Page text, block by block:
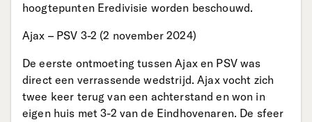
hoogtepunten Eredivisie worden beschouwd.
Ajax – PSV 3-2 (2 november 2024)
De eerste ontmoeting tussen Ajax en PSV was
direct een verrassende wedstrijd. Ajax vocht zich
twee keer terug van een achterstand en won in
eigen huis met 3-2 van de Eindhovenaren. De sfeer